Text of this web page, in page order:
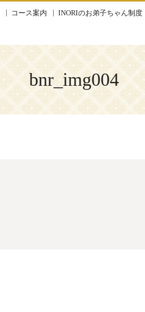
コース案内 INORIのお弟子ちゃん制度
bnr_img004